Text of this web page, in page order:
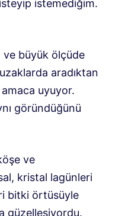
istemediğim.
ve büyük ölçüde
uzaklarda aradıktan
uyuyor.
göründüğünü
ve
kristal lagünleri
bitki örtüsüyle
güzelleşiyordu.